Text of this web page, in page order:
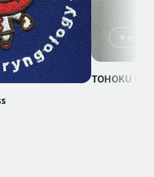
キャラク
TOHOKU